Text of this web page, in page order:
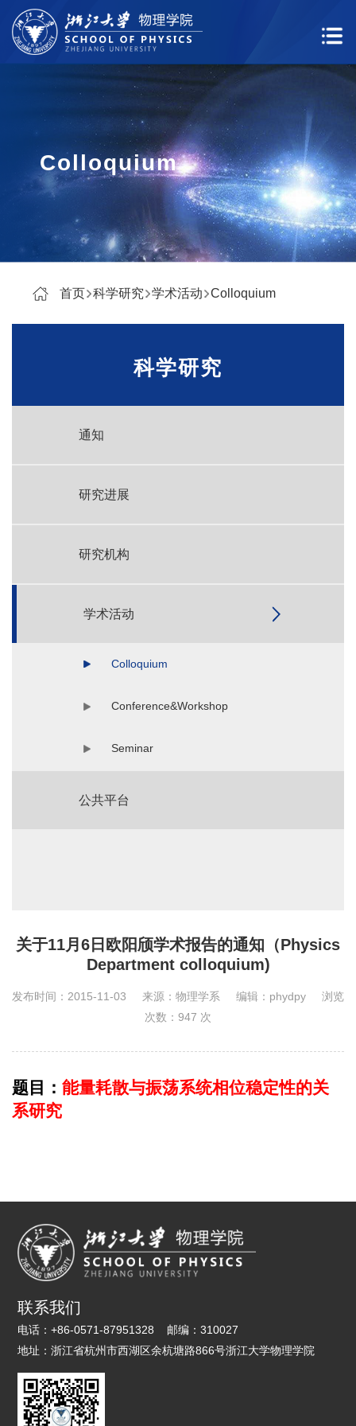
Colloquium
首页 科学研究 学术活动 Colloquium
科学研究
通知
研究进展
研究机构
学术活动
Colloquium
Conference&Workshop
Seminar
公共平台
关于11月6日欧阳颀学术报告的通知（Physics
Department colloquium)
发布时间：2015-11-03 来源：物理学系 编辑：phydpy
浏览
次数： 947 次
题目： 能量耗散与振荡系统相位稳定性的关
系研究
联系我们
电话：+86-0571-87951328 邮编：310027
地址：浙江省杭州市西湖区余杭塘路866号浙江大学物理学院